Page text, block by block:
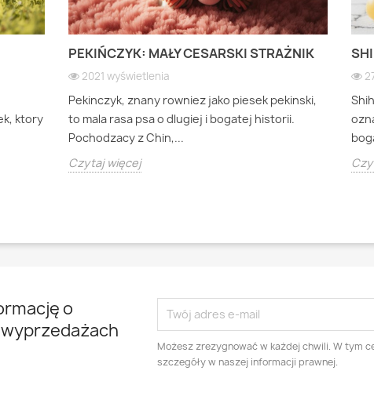
ktory
PEKIŃCZYK: MAŁY CESARSKI STRAŻNIK
2021 wyświetlenia
Pekinczyk, znany rowniez jako piesek pekinski,
to mala rasa psa o dlugiej i bogatej historii.
Pochodzacy z Chin,...
Czytaj więcej
o
Możesz zrezygnować w każdej chwili. W tym
szczegóły w naszej informacji prawnej.